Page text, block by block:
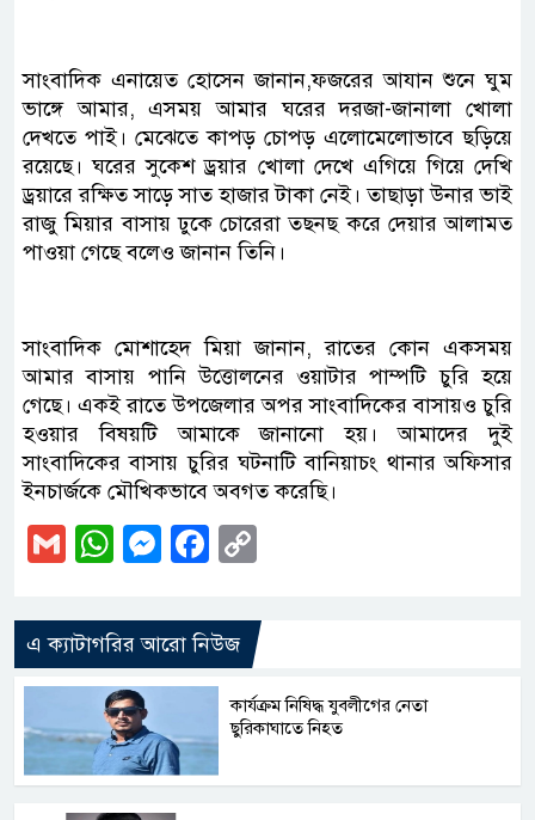
সাংবাদিক এনায়েত হোসেন জানান,ফজরের আযান শুনে ঘুম
ভাঙ্গে আমার, এসময় আমার ঘরের দরজা-জানালা খোলা
দেখতে পাই। মেঝেতে কাপড় চোপড় এলোমেলোভাবে ছড়িয়ে
রয়েছে। ঘরের সুকেশ ড্রয়ার খোলা দেখে এগিয়ে গিয়ে দেখি
ড্রয়ারে রক্ষিত সাড়ে সাত হাজার টাকা নেই। তাছাড়া উনার ভাই
রাজু মিয়ার বাসায় ঢুকে চোরেরা তছনছ করে দেয়ার আলামত
পাওয়া গেছে বলেও জানান তিনি।
সাংবাদিক মোশাহেদ মিয়া জানান, রাতের কোন একসময়
আমার বাসায় পানি উত্তোলনের ওয়াটার পাম্পটি চুরি হয়ে
গেছে। একই রাতে উপজেলার অপর সাংবাদিকের বাসায়ও চুরি
হওয়ার বিষয়টি আমাকে জানানো হয়। আমাদের দুই
সাংবাদিকের বাসায় চুরির ঘটনাটি বানিয়াচং থানার অফিসার
ইনচার্জকে মৌখিকভাবে অবগত করেছি।
GmailWhatsApp
Messenger
Facebook
এ ক্যাটাগরির আরো নিউজ
কার্যক্রম নিষিদ্ধ যুবলীগের নেতা
ছুরিকাঘাতে নিহত